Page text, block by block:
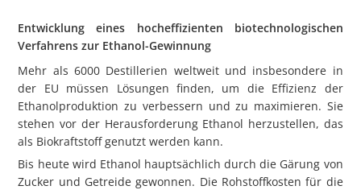
Entwicklung eines hocheffizienten biotechnologischen
Verfahrens zur Ethanol-Gewinnung
Mehr als 6000 Destillerien weltweit und insbesondere in
der EU müssen Lösungen finden, um die Effizienz der
Ethanolproduktion zu verbessern und zu maximieren. Sie
stehen vor der Herausforderung Ethanol herzustellen, das
als Biokraftstoff genutzt werden kann.
Bis heute wird Ethanol hauptsächlich durch die Gärung von
Zucker und Getreide gewonnen. Die Rohstoffkosten für die